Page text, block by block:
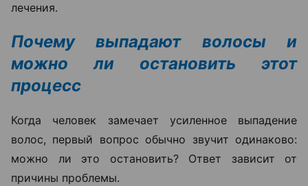
лечения.
Почему выпадают волосы и
можно ли остановить этот
процесс
Когда человек замечает усиленное выпадение
волос, первый вопрос обычно звучит одинаково:
можно ли это остановить? Ответ зависит от
причины проблемы.